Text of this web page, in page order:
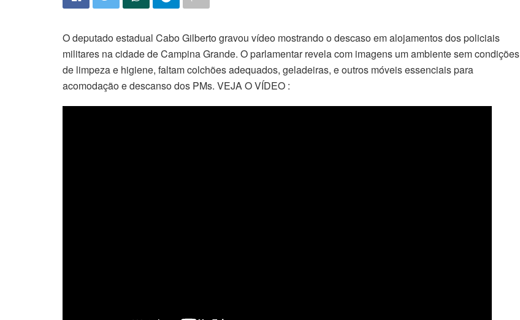
O deputado estadual Cabo Gilberto gravou vídeo mostrando o descaso em alojamentos dos policiais
militares na cidade de Campina Grande. O parlamentar revela com imagens um ambiente sem condições
de limpeza e higiene, faltam colchões adequados, geladeiras, e outros móveis essenciais para
acomodação e descanso dos PMs. VEJA O VÍDEO :